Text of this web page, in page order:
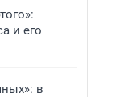
и его
в